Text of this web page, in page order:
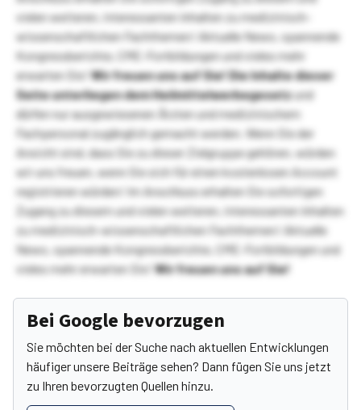
vielen weiteren, interessanten Inhalten zu medizinisch-
wissenschaftlichen Fachthemen! Aktuelle News, spannende
Kongressberichte, CME-Fortbildungen und vieles mehr
erwarten Sie!Wir freuen uns auf Sie!Die Inhalte dieser
Seite unterliegen dem Heilmittelwerbegesetzund
dürfen nur ausgewiesenen Ärzten und medizinischem
Fachpersonal zugänglich gemacht werden. Wenn Sie der
Ansicht sind, dass Sie zu dieser Zielgruppe gehören, würden
wir uns freuen, wenn Sie sich für einen kostenlosen Account
registrieren würden! Im Anschluss erhalten Sie sofortigen
Zugang zu diesem und vielen weiteren, interessanten Inhalten
zu medizinisch-wissenschaftlichen Fachthemen! Aktuelle
News, spannende Kongressberichte, CME-Fortbildungen und
vieles mehr erwarten Sie!Wir freuen uns auf Sie!
Bei Google bevorzugen
Sie möchten bei der Suche nach aktuellen Entwicklungen
häufiger unsere Beiträge sehen? Dann fügen Sie uns jetzt
zu Ihren bevorzugten Quellen hinzu.